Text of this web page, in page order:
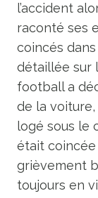
l’accident
raconté ses
coincés
détaillée sur
football a
de la
logé sous le
était coincée
grièvement
toujours en